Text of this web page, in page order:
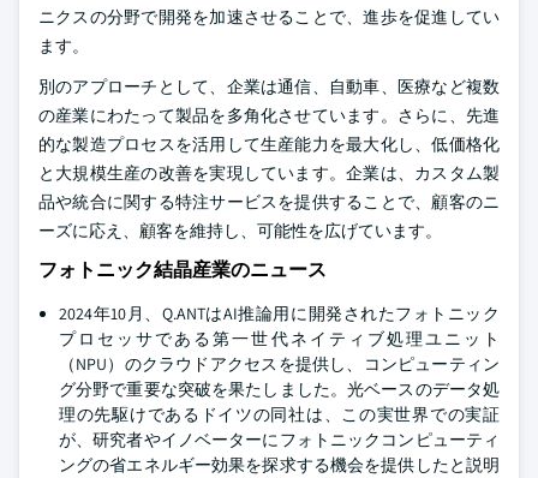
ニクスの分野で開発を加速させることで、進歩を促進してい
ます。
別のアプローチとして、企業は通信、自動車、医療など複数
の産業にわたって製品を多角化させています。さらに、先進
的な製造プロセスを活用して生産能力を最大化し、低価格化
と大規模生産の改善を実現しています。企業は、カスタム製
品や統合に関する特注サービスを提供することで、顧客のニ
ーズに応え、顧客を維持し、可能性を広げています。
フォトニック結晶産業のニュース
2024年10月、Q.ANTはAI推論用に開発されたフォトニック
プロセッサである第一世代ネイティブ処理ユニット
（NPU）のクラウドアクセスを提供し、コンピューティン
グ分野で重要な突破を果たしました。光ベースのデータ処
理の先駆けであるドイツの同社は、この実世界での実証
が、研究者やイノベーターにフォトニックコンピューティ
ングの省エネルギー効果を探求する機会を提供したと説明